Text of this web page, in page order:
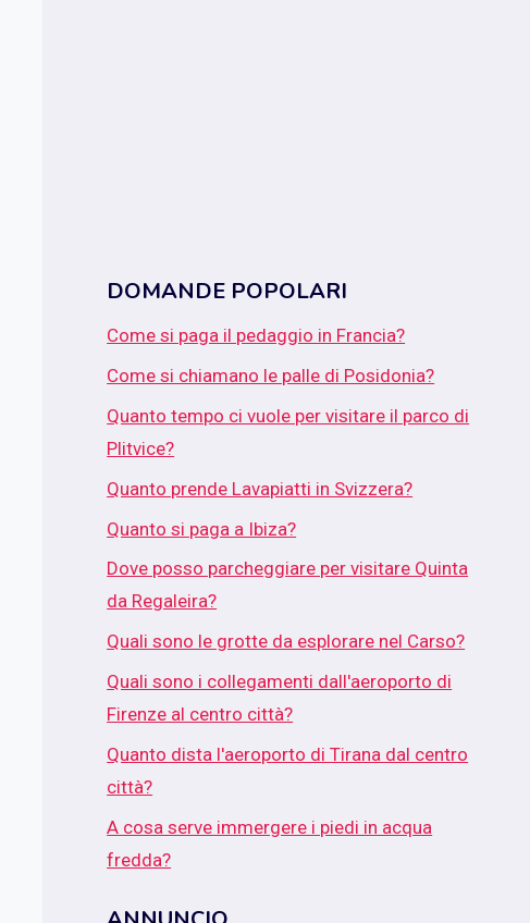
DOMANDE POPOLARI
Come si paga il pedaggio in Francia?
Come si chiamano le palle di Posidonia?
Quanto tempo ci vuole per visitare il parco di
Plitvice?
Quanto prende Lavapiatti in Svizzera?
Quanto si paga a Ibiza?
Dove posso parcheggiare per visitare Quinta
da Regaleira?
Quali sono le grotte da esplorare nel Carso?
Quali sono i collegamenti dall'aeroporto di
Firenze al centro città?
Quanto dista l'aeroporto di Tirana dal centro
città?
A cosa serve immergere i piedi in acqua
fredda?